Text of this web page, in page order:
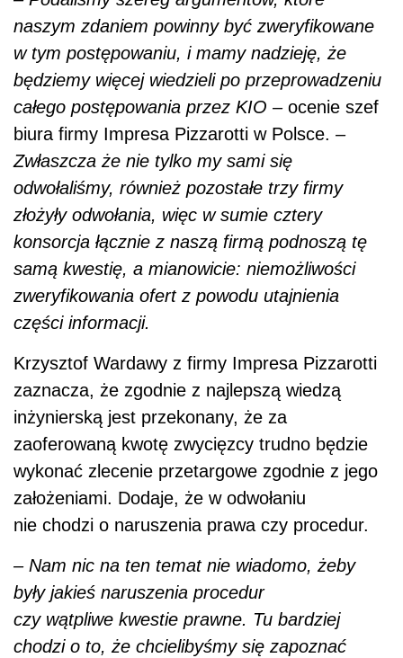
naszym zdaniem powinny być zweryfikowane
w tym postępowaniu, i mamy nadzieję, że
będziemy więcej wiedzieli po przeprowadzeniu
całego postępowania przez KIO – ocenie szef
biura firmy Impresa Pizzarotti w Polsce. –
Zwłaszcza że nie tylko my sami się
odwołaliśmy, również pozostałe trzy firmy
złożyły odwołania, więc w sumie cztery
konsorcja łącznie z naszą firmą podnoszą tę
samą kwestię, a mianowicie: niemożliwości
zweryfikowania ofert z powodu utajnienia
części informacji.
Krzysztof Wardawy z firmy Impresa Pizzarotti
zaznacza, że zgodnie z najlepszą wiedzą
inżynierską jest przekonany, że za
zaoferowaną kwotę zwycięzcy trudno będzie
wykonać zlecenie przetargowe zgodnie z jego
założeniami. Dodaje, że w odwołaniu
nie chodzi o naruszenia prawa czy procedur.
– Nam nic na ten temat nie wiadomo, żeby
były jakieś naruszenia procedur
czy wątpliwe kwestie prawne. Tu bardziej
chodzi o to, że chcielibyśmy się zapoznać